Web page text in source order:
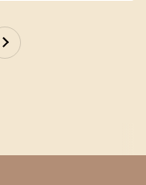
Weiter